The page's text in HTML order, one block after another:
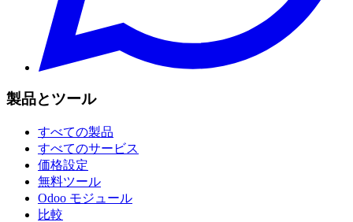
製品とツール
すべての製品
すべてのサービス
価格設定
無料ツール
Odoo モジュール
比較